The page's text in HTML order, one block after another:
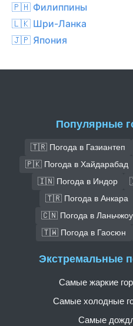
🇵🇭 Филиппины
🇱🇰 Шри-Ланка
🇯🇵 Япония
Популярные
🇹🇷 Погода в Газиантеп
🇵🇰 Погода в Хайдарабад
🇮🇳 Погода в Индор
🇹🇷 Погода в Анкара
🇨🇳 Погода в Ланьчжоу
🇹🇼 Погода в Гаосюн
Экстремальные
Самые жаркие
Самые холодные
Самые